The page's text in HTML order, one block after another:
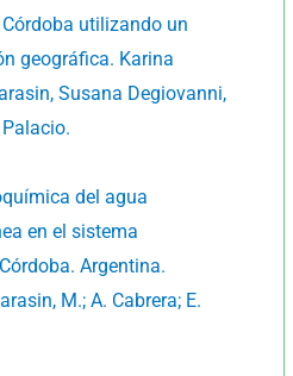
utilizando un
geográfica. Karina
Susana Degiovanni,
del agua
en el sistema
Argentina.
M.; A. Cabrera; E.